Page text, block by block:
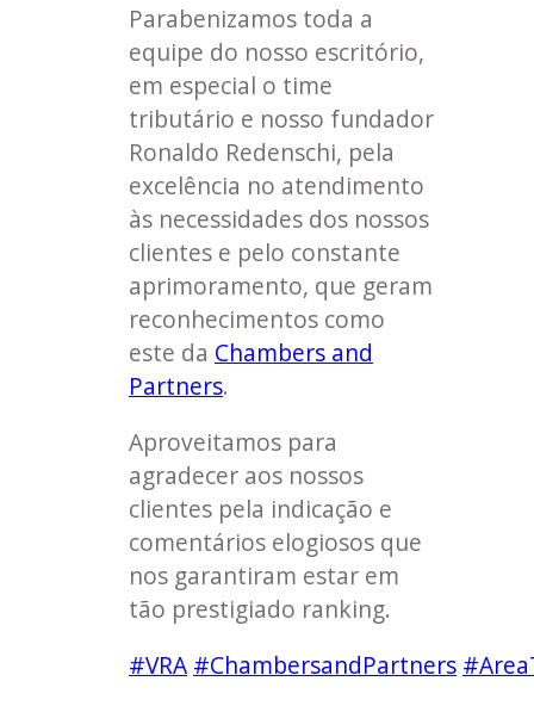
Parabenizamos toda a
equipe do nosso escritório,
em especial o time
tributário e nosso fundador
Ronaldo Redenschi, pela
excelência no atendimento
às necessidades dos nossos
clientes e pelo constante
aprimoramento, que geram
reconhecimentos como
este da Chambers and
Partners.
Aproveitamos para
agradecer aos nossos
clientes pela indicação e
comentários elogiosos que
nos garantiram estar em
tão prestigiado ranking.
#VRA #ChambersandPartners